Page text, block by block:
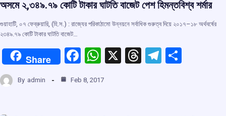
k
p
অসমে ২,৩৪৯.৭৯ কোটি টাকার ঘাটতি বাজেট পেশ হিমন্তবিশ্ব শৰ্মার
গুয়াহাটি, ০৭ ফেব্রুয়ারি, (হি.স.) : রাজ্যের পরিকাঠামো উন্নয়নে সৰ্বাধিক গুরুত্ব দিয়ে ২০১৭–১৮ অর্থবৰ্ষের
২৩৪৯.৭৯ কোটি টাকার ঘাটতি বাজেট…
Share
F
ce
W
at
X
T
T
By admin Feb 8, 2017